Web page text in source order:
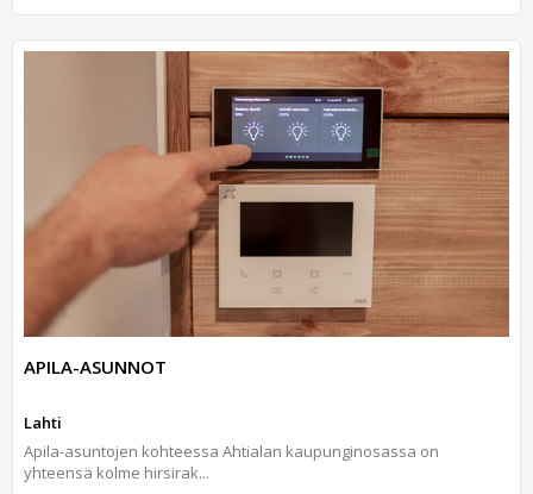
APILA-ASUNNOT
Lahti
Apila-asuntojen kohteessa Ahtialan kaupunginosassa on
yhteensä kolme hirsirak...